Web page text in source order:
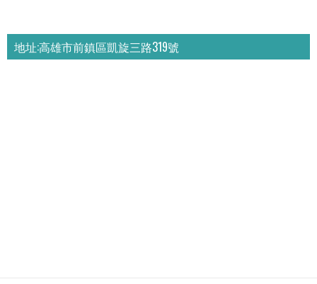
地址:高雄市前鎮區凱旋三路319號